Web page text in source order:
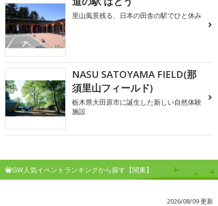
里山風景残る、日本の田舎の駅でひと休み
NASU SATOYAMA FIELD(那
須里山フィールド)
栃木県大田原市に誕生した新しい自然体験
施設
GW人気イベントランキングから探す【関東】
2026/08/09 更新